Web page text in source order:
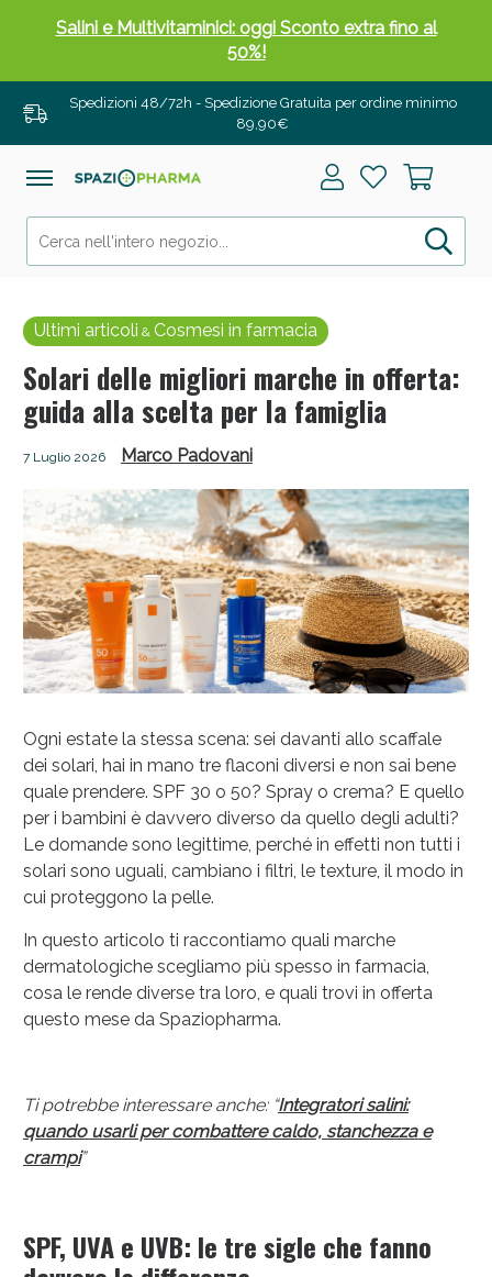
Spedizioni 48/72h - Spedizione Gratuita per ordine minimo
89,90€
Solari delle migliori marche in offerta:
guida alla scelta per la famiglia
Ultimi articoli & Cosmesi in farmacia
7 Luglio 2026 Marco Padovani
Ogni estate la stessa scena: sei davanti allo scaffale
dei solari, hai in mano tre flaconi diversi e non sai bene
quale prendere. SPF 30 o 50? Spray o crema? E quello
per i bambini è davvero diverso da quello degli adulti?
Le domande sono legittime, perché in effetti non tutti i
solari sono uguali, cambiano i filtri, le texture, il modo in
cui proteggono la pelle.
In questo articolo ti raccontiamo quali marche
dermatologiche scegliamo più spesso in farmacia,
cosa le rende diverse tra loro, e quali trovi in offerta
questo mese da Spaziopharma.
Ti potrebbe interessare anche: “Integratori salini:
quando usarli per combattere caldo, stanchezza e
crampi”
SPF, UVA e UVB: le tre sigle che fanno
Salini e Multivitaminici: oggi Sconto extra fino al
50%!
Anticellulite e Fanghi: Sconto fino al 40% valido
Anticellulite e Fanghi: Sconto fino al 40% valido
oggi!